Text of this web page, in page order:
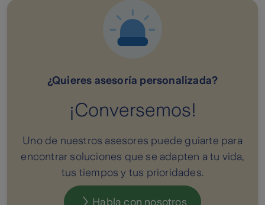
¿Quieres asesoría personalizada?
¡Conversemos!
Uno de nuestros asesores puede guiarte para
encontrar soluciones que se adapten a tu vida,
tus tiempos y tus prioridades.
Habla con nosotros